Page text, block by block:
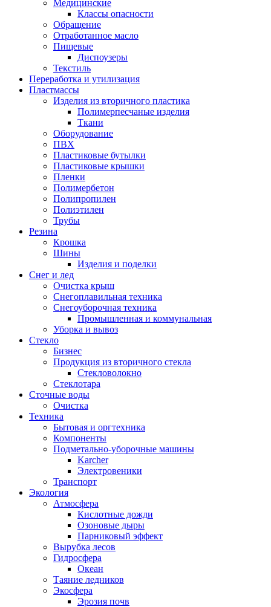
Медицинские
Классы опасности
Обращение
Отработанное масло
Пищевые
Диспоузеры
Текстиль
Переработка и утилизация
Пластмассы
Изделия из вторичного пластика
Полимерпесчаные изделия
Ткани
Оборудование
ПВХ
Пластиковые бутылки
Пластиковые крышки
Пленки
Полимербетон
Полипропилен
Полиэтилен
Трубы
Резина
Крошка
Шины
Изделия и поделки
Снег и лед
Очистка крыш
Снегоплавильная техника
Снегоуборочная техника
Промышленная и коммунальная
Уборка и вывоз
Стекло
Бизнес
Продукция из вторичного стекла
Стекловолокно
Стеклотара
Сточные воды
Очистка
Техника
Бытовая и оргтехника
Компоненты
Подметально-уборочные машины
Karcher
Электровеники
Транспорт
Экология
Атмосфера
Кислотные дожди
Озоновые дыры
Парниковый эффект
Вырубка лесов
Гидросфера
Океан
Таяние ледников
Экосфера
Эрозия почв